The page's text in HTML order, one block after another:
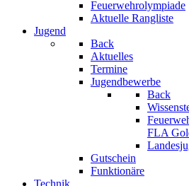
Feuerwehrolympiade
Aktuelle Rangliste
Jugend
Back
Aktuelles
Termine
Jugendbewerbe
Back
FLA
Gutschein
Funktionäre
Technik